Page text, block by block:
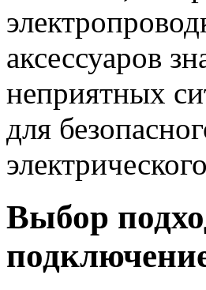
аксессуаров
неприятных
для
Выбор